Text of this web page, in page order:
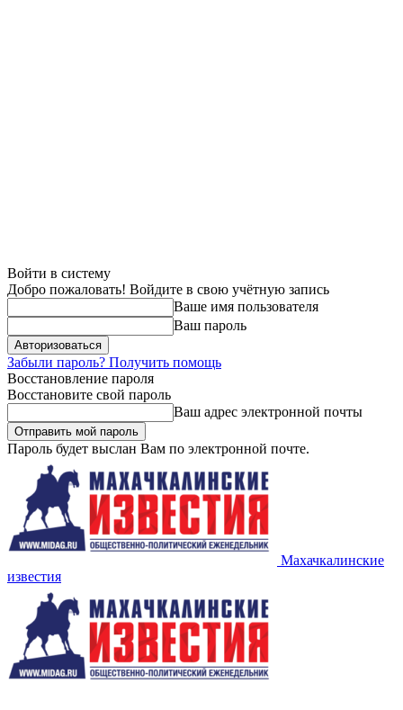
Войти в систему
Добро пожаловать! Войдите в свою учётную запись
Ваше имя пользователя
Ваш пароль
Забыли пароль? Получить помощь
Восстановление пароля
Восстановите свой пароль
Ваш адрес электронной почты
Пароль будет выслан Вам по электронной почте.
Махачкалинские
известия